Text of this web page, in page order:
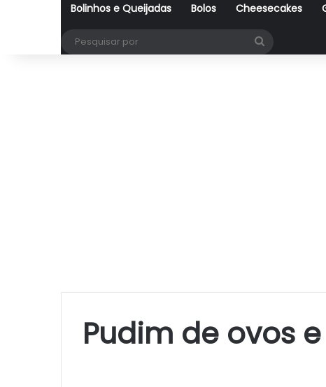
Bolinhos e Queijadas Bolos Cheesecakes
Pudim de ovos